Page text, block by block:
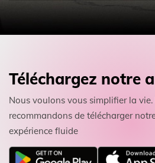
Téléchargez notre
Nous voulons vous simplifier la
recommandons de télécharger
expérience fluide